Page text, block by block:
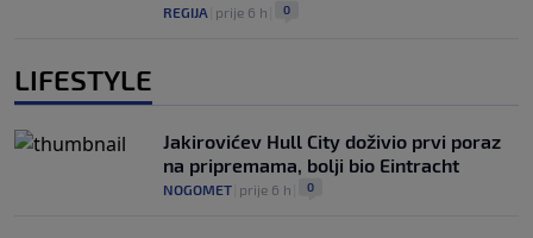
REGIJA prije 6 h 0
LIFESTYLE
Jakirovićev Hull City doživio prvi poraz
na pripremama, bolji bio Eintracht
NOGOMET prije 6 h 0